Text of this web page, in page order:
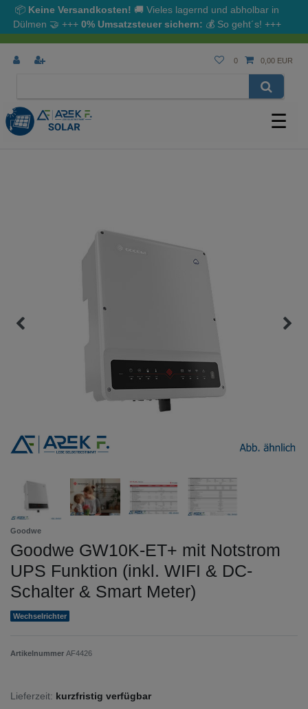
📦Keine Versandkosten! 🚚 Vieles lagernd und abholbar in
Dülmen 🤝 +++ 0% Umsatzsteuer sichern: 💰 So geht´s! +++
☰
0 0,00 EUR
Goodwe
Goodwe GW10K-ET+ mit Notstrom
UPS Funktion (inkl. WIFI & DC-
Schalter & Smart Meter)
Wechselrichter
Artikelnummer AF4426
Lieferzeit: kurzfristig verfügbar